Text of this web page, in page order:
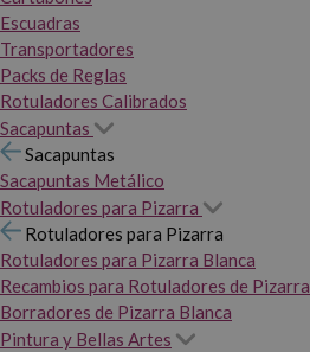
Escuadras
Transportadores
Packs de Reglas
Rotuladores Calibrados
Sacapuntas
Sacapuntas
Sacapuntas Metálico
Rotuladores para Pizarra
Rotuladores para Pizarra
Rotuladores para Pizarra Blanca
Recambios para Rotuladores de Pizarra
Borradores de Pizarra Blanca
Pintura y Bellas Artes